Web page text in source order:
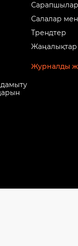
Салалар
Трендтер
Жаңалықтар
Журналды